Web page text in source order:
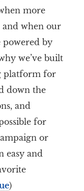
more
when our
powered by
we’ve built
platform for
down the
and
for
or
easy and
)